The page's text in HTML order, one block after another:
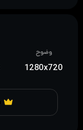
وضوح
1280x720